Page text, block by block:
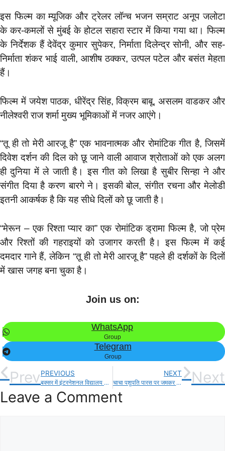
इस फिल्म का म्यूजिक और ट्रेलर लॉन्च भजन सम्राट अनूप जलोटा
के कर-कमलों से मुंबई के होटल सहारा स्टार में किया गया था। फिल्म
के निर्देशक हैं देवेंद्र कुमार सुपेकर, निर्माता दिलेन्द्र सोनी, और सह-
निर्माता शंकर भाई वाली, आशीष ठक्कर, उत्पल पटेल और बसंत मेहता
हैं।
फिल्म में जयेश पाठक, धीरेंद्र सिंह, विक्रम बाबू, असलम वाडकर और
नीलेश्वरी राज शर्मा मुख्य भूमिकाओं में नजर आएंगे।
“तू ही तो मेरी आरजू है” एक भावनात्मक और रोमांटिक गीत है, जिसमें
दिवेश दर्शन की दिल को छू जाने वाली आवाज श्रोताओं को एक अलग
ही दुनिया में ले जाती है। इस गीत को लिखा है सुबीर सिन्हा ने और
संगीत दिया है करण बारगे ने। इसकी बोल, संगीत रचना और मेलोडी
इतनी आकर्षक है कि यह सीधे दिलों को छू जाती है।
“मेरून – एक रिश्ता प्यार का” एक रोमांटिक ड्रामा फिल्म है, जो प्रेम
और रिश्तों की गहराइयों को उजागर करती है। इस फिल्म में कई
दमदार गाने हैं, लेकिन “तू ही तो मेरी आरजू है” पहले ही दर्शकों के दिलों
में खास जगह बना चुका है।
Join us on:
WhatsApp
Group
Telegram
Group
PrevPREVIOUS
बक्सर में इंटरनेशनल विद्यालय का राज्यपाल आरिफ मोहम्मद खान ने किया उद्घाटन!
NEXT
चाचा पशुपति पारस पर जमकर बरसे चिराग पासवान, कहा पहले पार्टी तोड़ दी अब परिवार तोड़ने में लगे हैँ! Next
Leave a Comment